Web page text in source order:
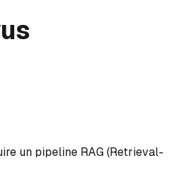
un pipeline RAG (Retrieval-